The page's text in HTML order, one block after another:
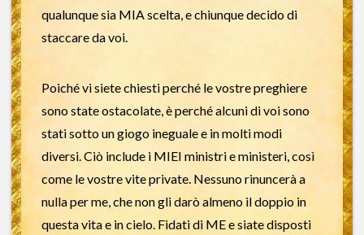
qualunque sia MIA scelta, e chiunque decido di
staccare da voi.
Poiché vi siete chiesti perché le vostre preghiere
sono state ostacolate, è perché alcuni di voi sono
stati sotto un giogo ineguale e in molti modi
diversi. Ciò include i MIEI ministri e ministeri, così
come le vostre vite private. Nessuno rinuncerà a
nulla per me, che non gli darò almeno il doppio in
questa vita e in cielo. Fidati di ME e siate disposti